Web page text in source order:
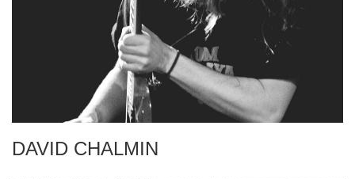
DAVID CHALMIN